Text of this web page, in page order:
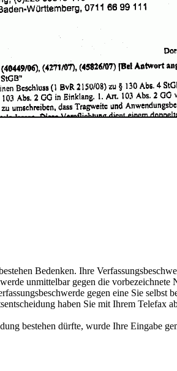
Bedenken. Ihre
unmittelbar gegen die
gegen eine Sie
haben Sie mit Ihrem Telefax
bestehen dürfte, wurde Ihre Eingabe